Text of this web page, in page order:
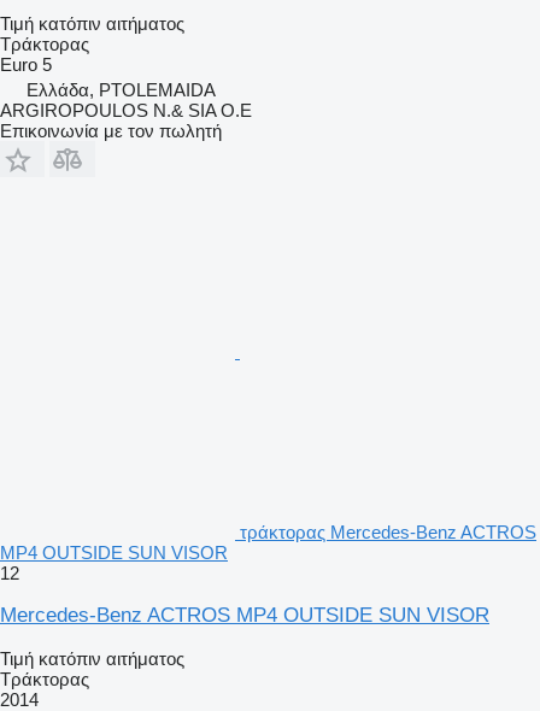
Τιμή κατόπιν αιτήματος
Τράκτορας
Euro 5
Ελλάδα, PTOLEMAIDA
ARGIROPOULOS N.& SIA O.E
Επικοινωνία με τον πωλητή
τράκτορας Mercedes-Benz ACTROS
MP4 OUTSIDE SUN VISOR
12
Mercedes-Benz ACTROS MP4 OUTSIDE SUN VISOR
Τιμή κατόπιν αιτήματος
Τράκτορας
2014